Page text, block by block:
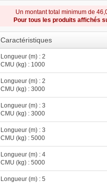
Un montant total minimum de
Pour tous les produits affichés
Caractéristiques
Longueur (m) : 2
CMU (kg) : 1000
Longueur (m) : 2
CMU (kg) : 3000
Longueur (m) : 3
CMU (kg) : 3000
Longueur (m) : 3
CMU (kg) : 5000
Longueur (m) : 4
CMU (kg) : 5000
Longueur (m) : 5